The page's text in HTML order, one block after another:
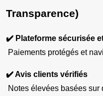
Transparence)
✔️ Plateforme sécurisée
Paiements protégés et
✔️ Avis clients vérifiés